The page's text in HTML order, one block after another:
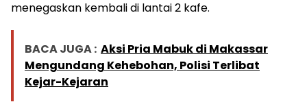
menegaskan kembali di lantai 2 kafe.
BACA JUGA : Aksi Pria Mabuk di Makassar
Mengundang Kehebohan, Polisi Terlibat
Kejar-Kejaran